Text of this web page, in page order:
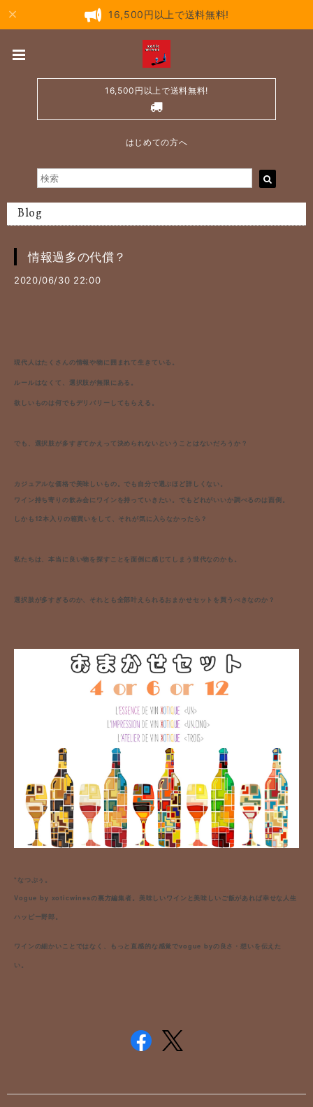
16,500円以上で送料無料!
16,500円以上で送料無料!
はじめての方へ
Blog
情報過多の代償？
2020/06/30 22:00
現代人はたくさんの情報や物に囲まれて生きている。
ルールはなくて、選択肢が無限にある。
欲しいものは何でもデリバリーしてもらえる。
でも、選択肢が多すぎてかえって決められないということはないだろうか？
カジュアルな価格で美味しいもの。 でも自分で選ぶほど詳しくない。
ワイン持ち寄りの飲み会にワインを持っていきたい。でもどれがいいか調べるのは面倒。
しかも12本入りの箱買いをして、それが気に入らなかったら？
私たちは、本当に良い物を探すことを面倒に感じてしまう世代なのかも。
選択肢が多すぎるのか、それとも全部叶えられるおまかせセットを買うべきなのか？
*なつぷぅ。
Vogue by xoticwinesの裏方編集者。
美味しいワインと美味しいご飯があれば幸せな人生
ハッピー野郎。
ワインの細かいことではなく、もっと直感的な感覚でvogue byの良さ・想いを伝えた
い。